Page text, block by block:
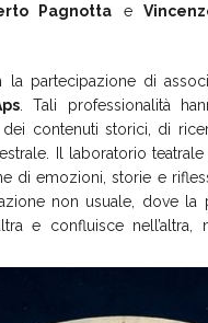
Pagnotta e
la partecipazione di
. Tali professionalità
contenuti storici, di
Il laboratorio
di emozioni, storie e
non usuale, dove la
e confluisce nell’altra,